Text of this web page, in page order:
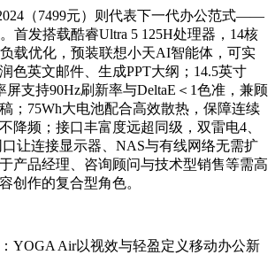
（7499元）则代表下一代办公范式——
首发搭载酷睿Ultra 5 125H处理器，14核
载优化，预装联想小天AI智能体，可实
色英文邮件、生成PPT大纲；14.5英寸
屏支持90Hz刷新率与DeltaE＜1色准，兼顾
；75Wh大电池配合高效散热，保障连续
降频；接口丰富度远超同级，双雷电4、
口让连接显示器、NAS与有线网络无需扩
产品经理、咨询顾问与技术型销售等需高
创作的复合型角色。
YOGA Air以视效与轻盈定义移动办公新